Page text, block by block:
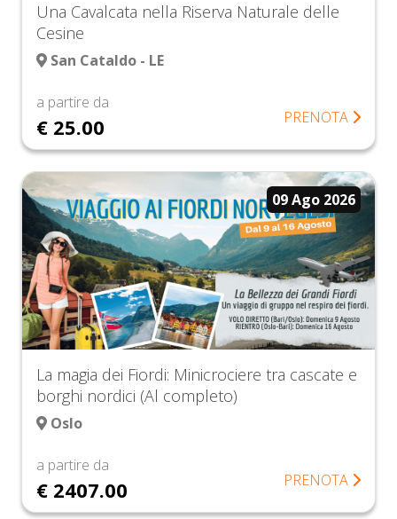
Una Cavalcata nella Riserva Naturale delle
Cesine
San Cataldo - LE
a partire da
€ 25.00 PRENOTA
09 Ago 2026
La magia dei Fiordi: Minicrociere tra cascate e
borghi nordici (Al completo)
Oslo
a partire da
€ 2407.00 PRENOTA